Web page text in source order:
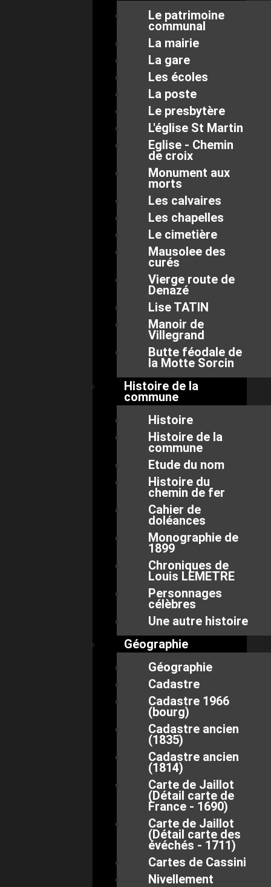
Le patrimoine
communal
La mairie
La gare
Les écoles
La poste
Le presbytère
L'église St Martin
Eglise - Chemin
de croix
Monument aux
morts
Les calvaires
Les chapelles
Le cimetière
Mausolee des
curés
Vierge route de
Denazé
Lise TATIN
Manoir de
Villegrand
Butte féodale de
la Motte Sorcin
Histoire de la
commune
Histoire
Histoire de la
commune
Etude du nom
Histoire du
chemin de fer
Cahier de
doléances
Monographie de
1899
Chroniques de
Louis LEMETRE
Personnages
célèbres
Une autre histoire
Géographie
Géographie
Cadastre
Cadastre 1966
(bourg)
Cadastre ancien
(1835)
Cadastre ancien
(1814)
Carte de Jaillot
(Détail carte de
France - 1690)
Carte de Jaillot
(Détail carte des
évéchés - 1711)
Cartes de Cassini
Nivellement